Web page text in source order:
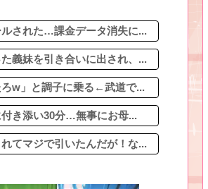
された…課金データ消失に...
義妹を引き合いに出され、...
ろw」と調子に乗る←武道で...
き添い30分…無事にお母...
てマジで引いたんだが！な...